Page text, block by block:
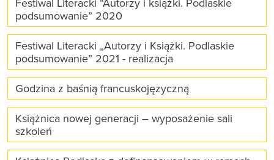
podsumowanie” 2020
Festiwal Literacki „Autorzy i Książki. Podlaskie
podsumowanie” 2021 - realizacja
Godzina z baśnią francuskojęzyczną
Książnica nowej generacji – wyposażenie sali
szkoleń